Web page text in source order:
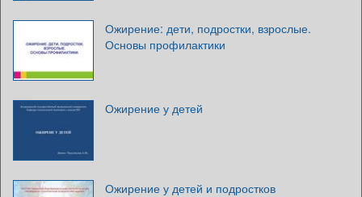
Ожирение: дети, подростки, взрослые.
Основы профилактики
Ожирение у детей
Ожирение у детей и подростков